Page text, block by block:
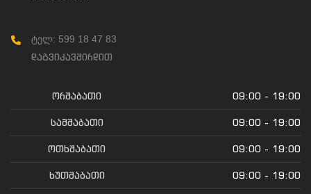
ტელ: 599 18 47 83
დაგვიკავშირდით
ორშაბათი 09:00 - 19:00
სამშაბათი 09:00 - 19:00
ოთხშაბათი 09:00 - 19:00
ხუთშაბათი 09:00 - 19:00